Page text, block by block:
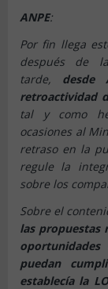
ANPE:
Por fin llega
después de
tarde, desde
retroactividad
tal y como
ocasiones al
retraso en la
regule la
sobre los
Sobre el
las propuestas
puedan
establecía la